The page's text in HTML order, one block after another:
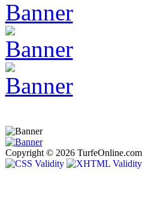
Copyright © 2026